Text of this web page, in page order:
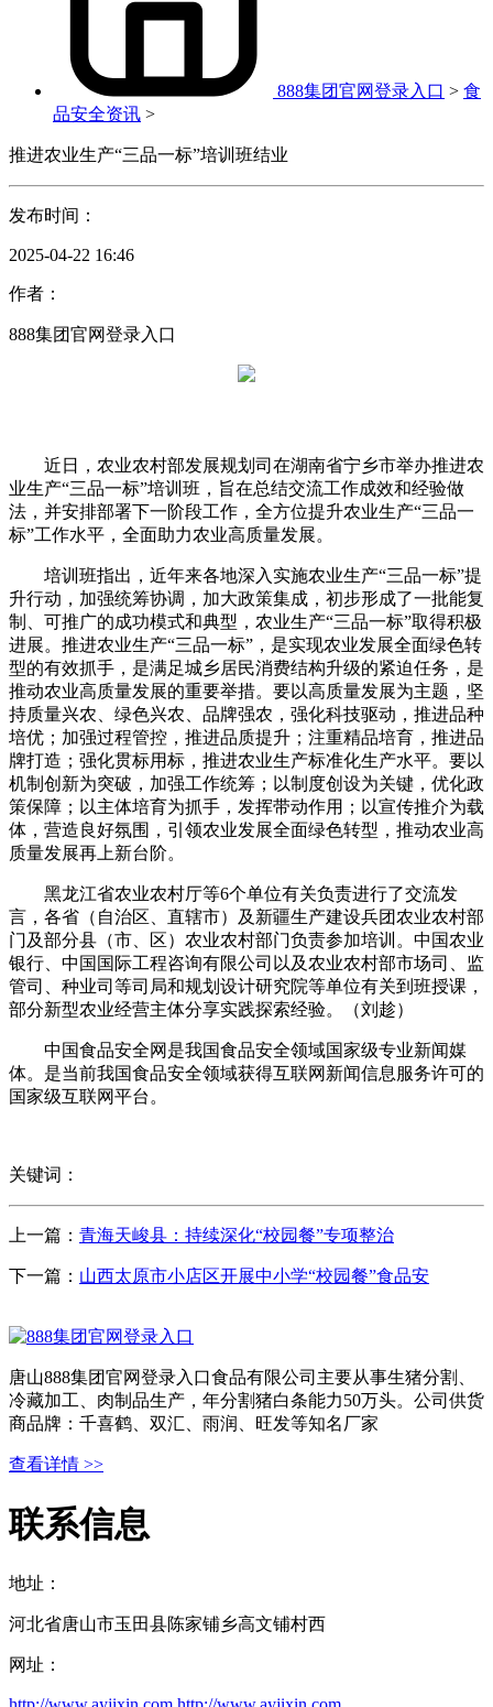
888集团官网登录入口 > 食
品安全资讯 >
推进农业生产“三品一标”培训班结业
发布时间：
2025-04-22 16:46
作者：
888集团官网登录入口
近日，农业农村部发展规划司在湖南省宁乡市举办推进农
业生产“三品一标”培训班，旨在总结交流工作成效和经验做
法，并安排部署下一阶段工作，全方位提升农业生产“三品一
标”工作水平，全面助力农业高质量发展。
培训班指出，近年来各地深入实施农业生产“三品一标”提
升行动，加强统筹协调，加大政策集成，初步形成了一批能复
制、可推广的成功模式和典型，农业生产“三品一标”取得积极
进展。推进农业生产“三品一标”，是实现农业发展全面绿色转
型的有效抓手，是满足城乡居民消费结构升级的紧迫任务，是
推动农业高质量发展的重要举措。要以高质量发展为主题，坚
持质量兴农、绿色兴农、品牌强农，强化科技驱动，推进品种
培优；加强过程管控，推进品质提升；注重精品培育，推进品
牌打造；强化贯标用标，推进农业生产标准化生产水平。要以
机制创新为突破，加强工作统筹；以制度创设为关键，优化政
策保障；以主体培育为抓手，发挥带动作用；以宣传推介为载
体，营造良好氛围，引领农业发展全面绿色转型，推动农业高
质量发展再上新台阶。
黑龙江省农业农村厅等6个单位有关负责进行了交流发
言，各省（自治区、直辖市）及新疆生产建设兵团农业农村部
门及部分县（市、区）农业农村部门负责参加培训。中国农业
银行、中国国际工程咨询有限公司以及农业农村部市场司、监
管司、种业司等司局和规划设计研究院等单位有关到班授课，
部分新型农业经营主体分享实践探索经验。（刘趁）
中国食品安全网是我国食品安全领域国家级专业新闻媒
体。是当前我国食品安全领域获得互联网新闻信息服务许可的
国家级互联网平台。
关键词：
上一篇： 青海天峻县：持续深化“校园餐”专项整治
下一篇： 山西太原市小店区开展中小学“校园餐”食品安
唐山888集团官网登录入口食品有限公司主要从事生猪分割、
冷藏加工、肉制品生产，年分割猪白条能力50万头。公司供货
商品牌：千喜鹤、双汇、雨润、旺发等知名厂家
查看详情 >>
联系信息
地址：
河北省唐山市玉田县陈家铺乡高文铺村西
网址：